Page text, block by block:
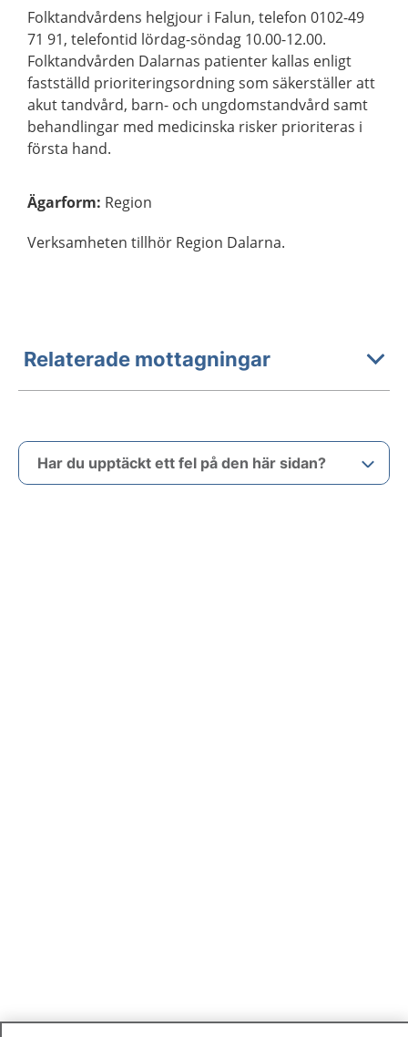
Folktandvårdens helgjour i Falun, telefon 0102-49
71 91, telefontid lördag-söndag 10.00-12.00.
Folktandvården Dalarnas patienter kallas enligt
fastställd prioriteringsordning som säkerställer att
akut tandvård, barn- och ungdomstandvård samt
behandlingar med medicinska risker prioriteras i
första hand.
Ägarform: Region
Verksamheten tillhör Region Dalarna.
Relaterade mottagningar
Har du upptäckt ett fel på den här sidan?